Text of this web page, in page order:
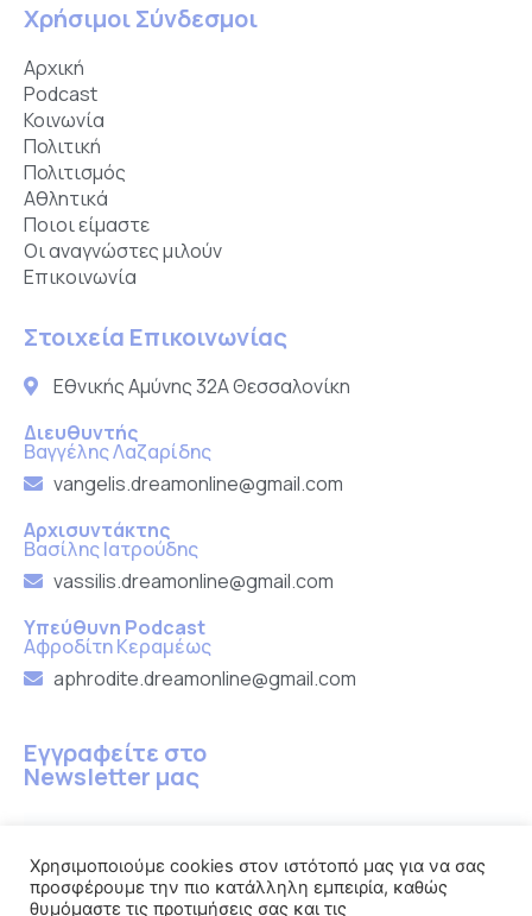
Χρήσιμοι Σύνδεσμοι
Αρχική
Podcast
Κοινωνία
Πολιτική
Πολιτισμός
Αθλητικά
Ποιοι είμαστε
Οι αναγνώστες μιλούν
Επικοινωνία
Στοιχεία Επικοινωνίας
Εθνικής Αμύνης 32Α Θεσσαλονίκη
Διευθυντής
Βαγγέλης Λαζαρίδης
vangelis.dreamonline@gmail.com
Αρχισυντάκτης
Βασίλης Ιατρούδης
vassilis.dreamonline@gmail.com
Υπεύθυνη Podcast
Αφροδίτη Κεραμέως
aphrodite.dreamonline@gmail.com
Εγγραφείτε στο
Newsletter μας
Εγγραφή
Χρησιμοποιούμε cookies στον ιστότοπό μας για να σας
προσφέρουμε την πιο κατάλληλη εμπειρία, καθώς
θυμόμαστε τις προτιμήσεις σας και τις